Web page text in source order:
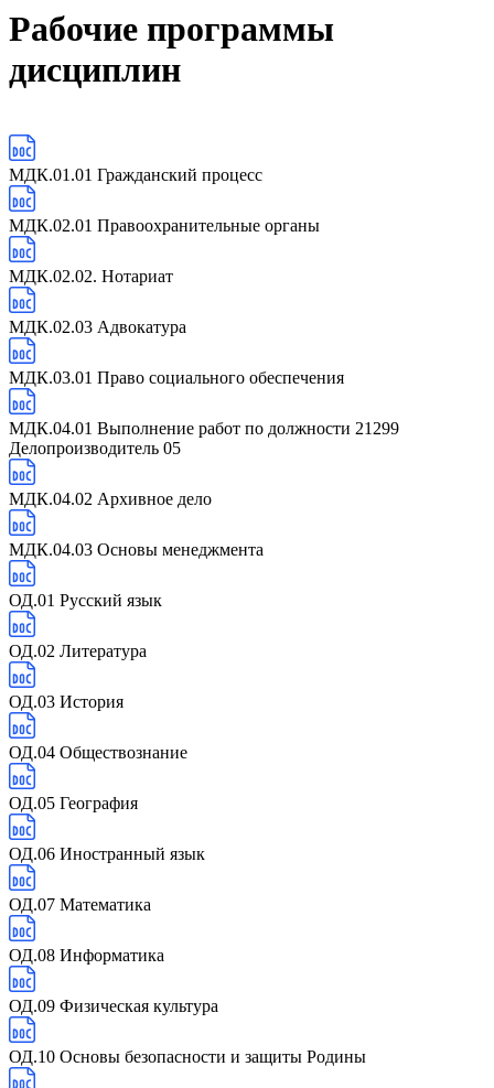
Рабочие программы
дисциплин
МДК.01.01 Гражданский процесс
МДК.02.01 Правоохранительные органы
МДК.02.02. Нотариат
МДК.02.03 Адвокатура
МДК.03.01 Право социального обеспечения
МДК.04.01 Выполнение работ по должности 21299
Делопроизводитель 05
МДК.04.02 Архивное дело
МДК.04.03 Основы менеджмента
ОД.01 Русский язык
ОД.02 Литература
ОД.03 История
ОД.04 Обществознание
ОД.05 География
ОД.06 Иностранный язык
ОД.07 Математика
ОД.08 Информатика
ОД.09 Физическая культура
ОД.10 Основы безопасности и защиты Родины